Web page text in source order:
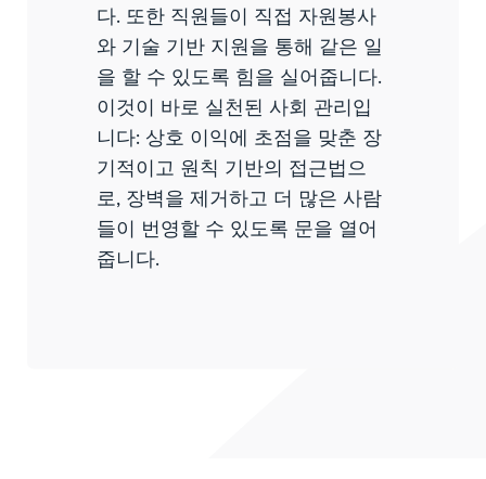
다. 또한 직원들이 직접 자원봉사
와 기술 기반 지원을 통해 같은 일
을 할 수 있도록 힘을 실어줍니다.
이것이 바로 실천된 사회 관리입
니다: 상호 이익에 초점을 맞춘 장
기적이고 원칙 기반의 접근법으
로, 장벽을 제거하고 더 많은 사람
들이 번영할 수 있도록 문을 열어
줍니다.